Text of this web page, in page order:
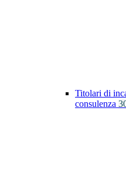
Titolari di
consulenza